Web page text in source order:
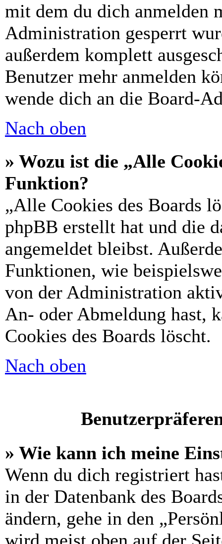
mit dem du dich anmelden
Administration gesperrt
außerdem komplett
Benutzer mehr anmelden
wende dich an die Board-
Nach oben
» Wozu ist die „Alle
Funktion?
„Alle Cookies des Boards
phpBB erstellt hat und die
angemeldet bleibst.
Funktionen, wie
von der Administration
An- oder Abmeldung hast,
Cookies des Boards löscht.
Nach oben
» Wie kann ich meine
Wenn du dich registriert
in der Datenbank des
ändern, gehe in den